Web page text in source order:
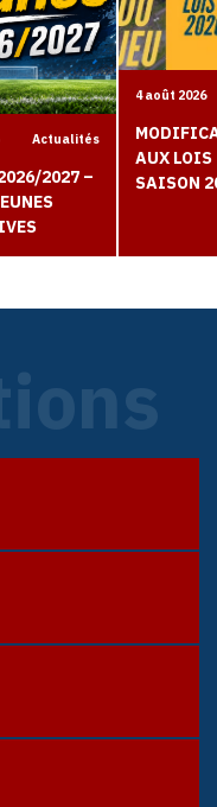
Actualités
2027 –
4 août 2026
AUX LOIS
SAISON